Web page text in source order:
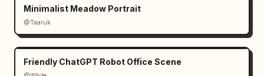
Minimalist Meadow Portrait
@Taaruk
Friendly ChatGPT Robot Office Scene